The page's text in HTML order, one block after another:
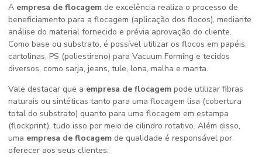
A empresa de flocagem de excelência realiza o processo de
beneficiamento para a flocagem (aplicação dos flocos), mediante
análise do material fornecido e prévia aprovação do cliente.
Como base ou substrato, é possível utilizar os flocos em papéis,
cartolinas, PS (poliestireno) para Vacuum Forming e tecidos
diversos, como sarja, jeans, tule, lona, malha e manta.
Vale destacar que a empresa de flocagem pode utilizar fibras
naturais ou sintéticas tanto para uma flocagem lisa (cobertura
total do substrato) quanto para uma flocagem em estampa
(flockprint), tudo isso por meio de cilindro rotativo. Além disso,
uma empresa de flocagem de qualidade é responsável por
oferecer aos seus clientes: